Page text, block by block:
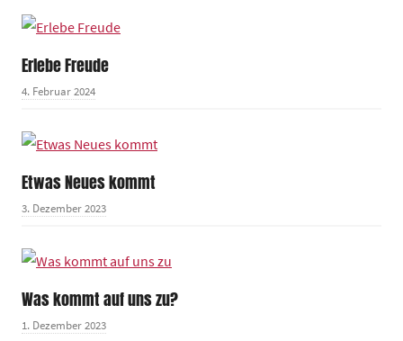
Erlebe Freude
4. Februar 2024
Etwas Neues kommt
3. Dezember 2023
Was kommt auf uns zu?
1. Dezember 2023